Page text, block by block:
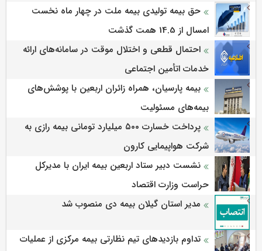
حق بیمه تولیدی بیمه ملت در چهار ماه نخست
امسال از 14.5 همت گذشت
احتمال قطعی و اختلال موقت در سامانه‌های ارائه
خدمات اتأمین اجتماعی
بیمه پارسیان، همراه زائران اربعین با پوشش‌های
بیمه‌های مسئولیت
پرداخت خسارت ۵۰۰ میلیارد تومانی بیمه رازی به
شرکت هواپیمایی کارون
نشست دبیر ستاد اربعین بیمه ایران با مدیرکل
حراست وزارت اقتصاد
مدیر استان گیلان بیمه دی منصوب شد
تداوم بازدیدهای تیم نظارتی بیمه مرکزی از عملیات